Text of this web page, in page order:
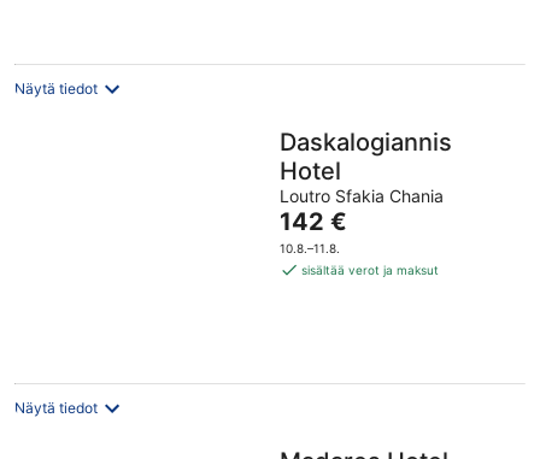
Näytä tiedot
Daskalogiannis
Hotel
Loutro Sfakia Chania
Hinta
on
142 €
142 €
10.8.–11.8.
sisältää verot ja maksut
Näytä tiedot